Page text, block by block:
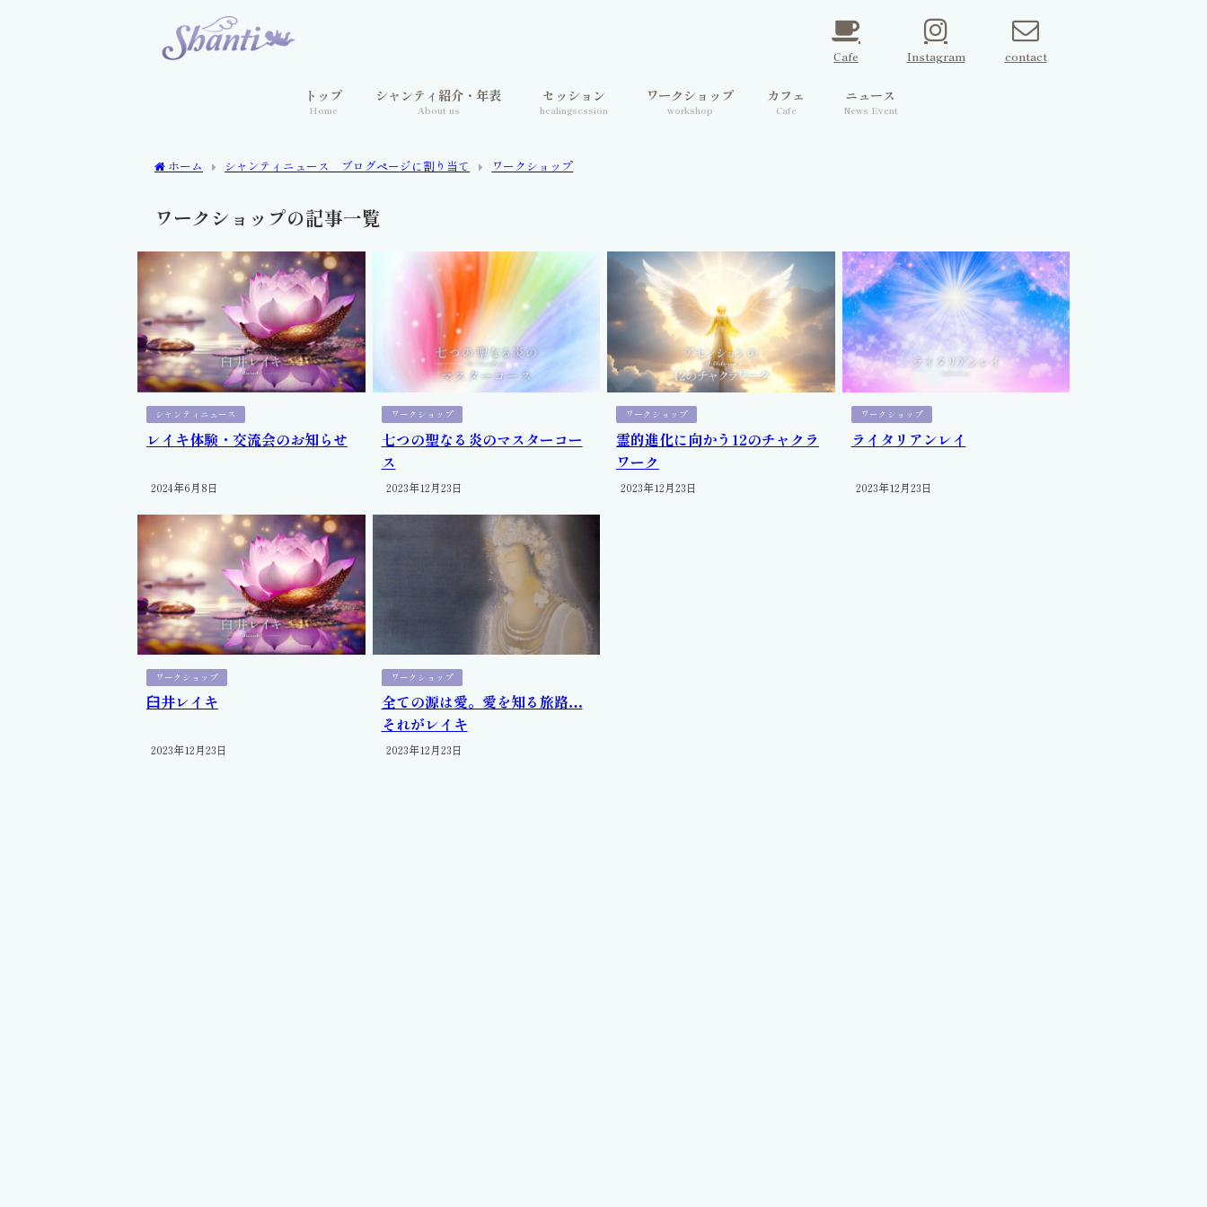
Cafe Instagram contact
トップ
Home
シャンティ紹介・年表
About us
セッション
healingsession
ワークショップ
workshop
カフェ
Cafe
ニュース
News Event
ホーム シャンティニュース ブログページに割り当て ワークショップ
ワークショップの記事一覧
シャンティニュース
レイキ体験・交流会のお知らせ
2024年6月8日
ワークショップ
七つの聖なる炎のマスターコー
ス
2023年12月23日
ワークショップ
霊的進化に向かう12のチャクラ
ワーク
2023年12月23日
ワークショップ
ライタリアンレイ
2023年12月23日
ワークショップ
臼井レイキ
2023年12月23日
ワークショップ
全ての源は愛。愛を知る旅路…
それがレイキ
2023年12月23日